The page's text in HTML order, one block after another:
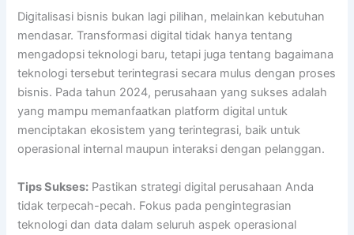
Digitalisasi bisnis bukan lagi pilihan, melainkan kebutuhan
mendasar. Transformasi digital tidak hanya tentang
mengadopsi teknologi baru, tetapi juga tentang bagaimana
teknologi tersebut terintegrasi secara mulus dengan proses
bisnis. Pada tahun 2024, perusahaan yang sukses adalah
yang mampu memanfaatkan platform digital untuk
menciptakan ekosistem yang terintegrasi, baik untuk
operasional internal maupun interaksi dengan pelanggan.
Tips Sukses: Pastikan strategi digital perusahaan Anda
tidak terpecah-pecah. Fokus pada pengintegrasian
teknologi dan data dalam seluruh aspek operasional